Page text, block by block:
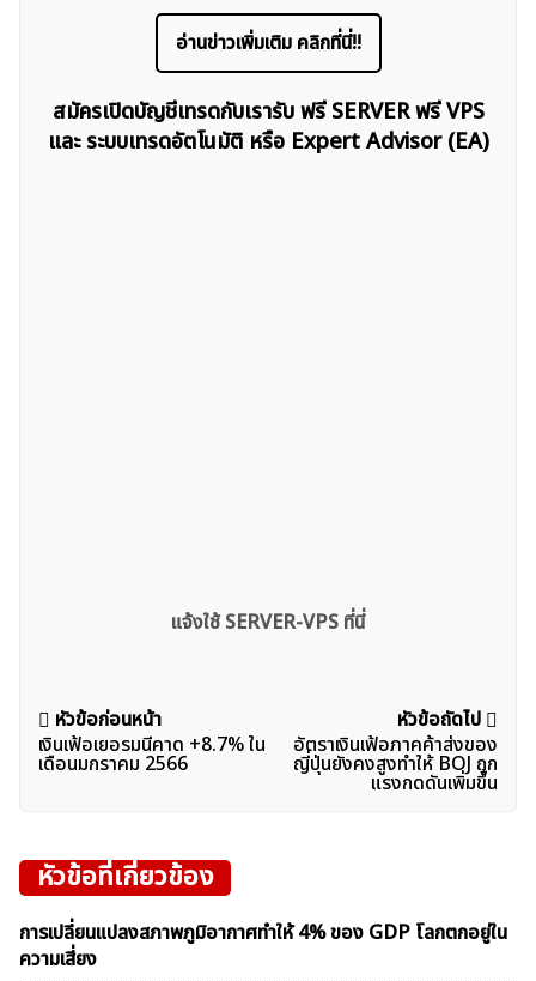
ค้นหา
สำหรับ:
อ่านข่าวเพิ่มเติม คลิกที่นี่!!
สมัครเปิดบัญชีเทรดกับเรารับ ฟรี SERVER ฟรี VPS
และ ระบบเทรดอัตโนมัติ หรือ Expert Advisor (EA)
แจ้งใช้ SERVER-VPS ที่นี่
แนะแนว
เรื่อง
หัวข้อก่อนหน้า
เงินเฟ้อเยอรมนีคาด +8.7% ใน
เดือนมกราคม 2566
หัวข้อถัดไป
อัตราเงินเฟ้อภาคค้าส่งของ
ญี่ปุ่นยังคงสูงทำให้ BOJ ถูก
แรงกดดันเพิ่มขึ้น
หัวข้อที่เกี่ยวข้อง
การเปลี่ยนแปลงสภาพภูมิอากาศทำให้ 4% ของ GDP โลกตกอยู่ใน
ความเสี่ยง